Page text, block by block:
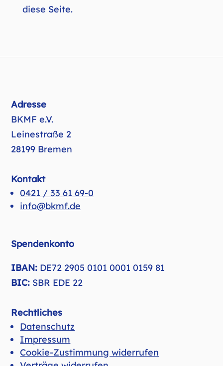
Adresse
BKMF e.V.
Leinestraße 2
28199 Bremen
Kontakt
0421 / 33 61 69-0
info@bkmf.de
Spendenkonto
IBAN: DE72 2905 0101 0001 0159 81
BIC: SBR EDE 22
Rechtliches
Datenschutz
Impressum
Cookie-Zustimmung widerrufen